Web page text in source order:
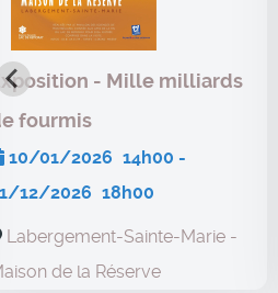
- Mille milliards
fourmis
10/01/2026 14h00 -
12/2026 18h00
Labergement-Sainte-Marie -
de la Réserve